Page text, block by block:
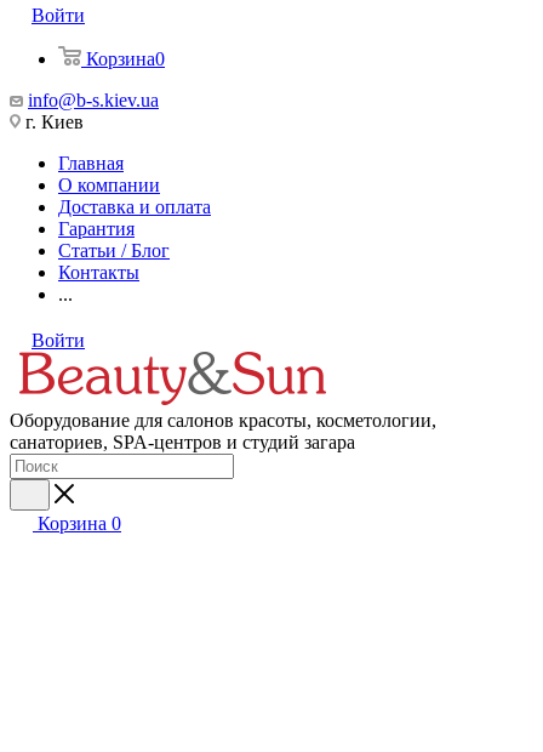
Войти
Корзина0
info@b-s.kiev.ua
г. Киев
Главная
О компании
Доставка и оплата
Гарантия
Статьи / Блог
Контакты
...
Войти
Оборудование для салонов красоты, косметологии,
санаториев, SPA-центров и студий загара
Корзина 0